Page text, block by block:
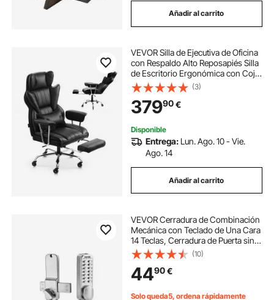
Añadir al carrito
VEVOR Silla de Ejecutiva de Oficina
con Respaldo Alto Reposapiés Silla
de Escritorio Ergonómica con Cojín
de Espuma de Alta Resiliencia Silla
Giratoria de Cuero PU para
Trabajar, Estudiar, Negro
(3)
37990€
Disponible
Entrega: Lun. Ago. 10 - Vie.
Ago. 14
Añadir al carrito
VEVOR Cerradura de Combinación
Mecánica con Teclado de Una Cara
14 Teclas, Cerradura de Puerta sin
Llave con Perilla Giratoria Adecuado
para Puertas de 35 a 65 mm de
Grosor para Oficina, Patio, Plata
(10)
4490€
Solo queda5, ordena rápidamente